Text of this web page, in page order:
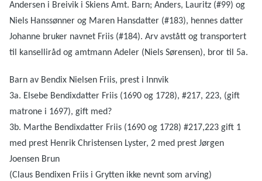
Andersen i Breivik i Skiens Amt. Barn; Anders, Lauritz (#99) og
Niels Hanssønner og Maren Hansdatter (#183), hennes datter
Johanne bruker navnet Friis (#184). Arv avstått og transportert
til kanselliråd og amtmann Adeler (Niels Sørensen), bror til 5a.
Barn av Bendix Nielsen Friis, prest i Innvik
3a. Elsebe Bendixdatter Friis (1690 og 1728), #217, 223, (gift
matrone i 1697), gift med?
3b. Marthe Bendixdatter Friis (1690 og 1728) #217,223 gift 1
med prest Henrik Christensen Lyster, 2 med prest Jørgen
Joensen Brun
(Claus Bendixen Friis i Grytten ikke nevnt som arving)